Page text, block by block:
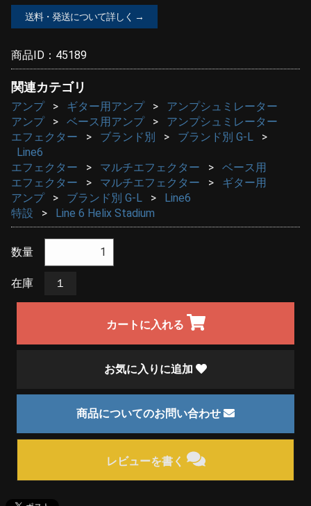
送料・発送について詳しく →
商品ID： 45189
関連カテゴリ
アンプ ギター用アンプ
アンプシュミレーター
アンプ
ベース用アンプ
アンプシュミレーター
エフェクター
ブランド別
ブランド別 G-L
Line6
エフェクター
マルチエフェクター
ベース用
エフェクター
マルチエフェクター
ギター用
アンプ
ブランド別 G-L
Line6
特設
Line 6 Helix Stadium
数量
在庫 １
カートに入れる
お気に入りに追加
商品についてのお問い合わせ
レビューを書く